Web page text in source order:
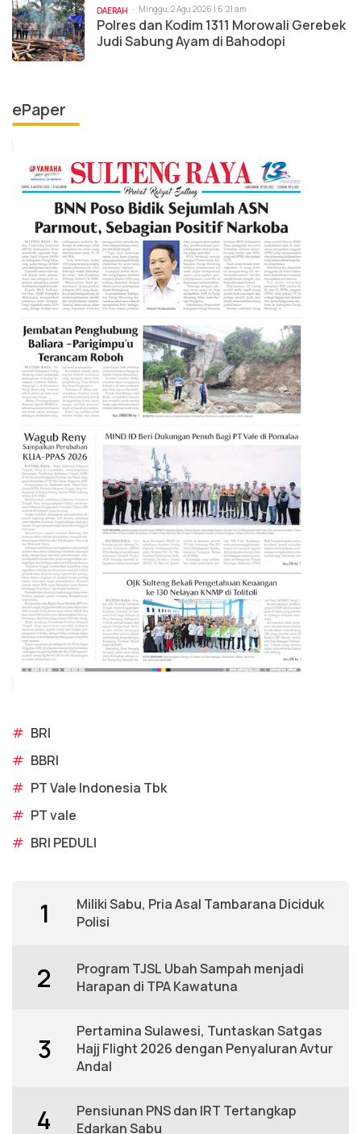
DAERAH Minggu, 2 Agu 2026 | 6:21 am
Polres dan Kodim 1311 Morowali Gerebek
Judi Sabung Ayam di Bahodopi
ePaper
# BRI
# BBRI
# PT Vale Indonesia Tbk
# PT vale
# BRI PEDULI
1
Miliki Sabu, Pria Asal Tambarana Diciduk
Polisi
2
Program TJSL Ubah Sampah menjadi
Harapan di TPA Kawatuna
3
Pertamina Sulawesi, Tuntaskan Satgas
Hajj Flight 2026 dengan Penyaluran Avtur
Andal
4
Pensiunan PNS dan IRT Tertangkap
Edarkan Sabu